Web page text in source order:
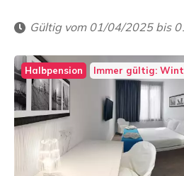
Gültig vom 01/04/2025 bis
Halbpension Immer gültig: